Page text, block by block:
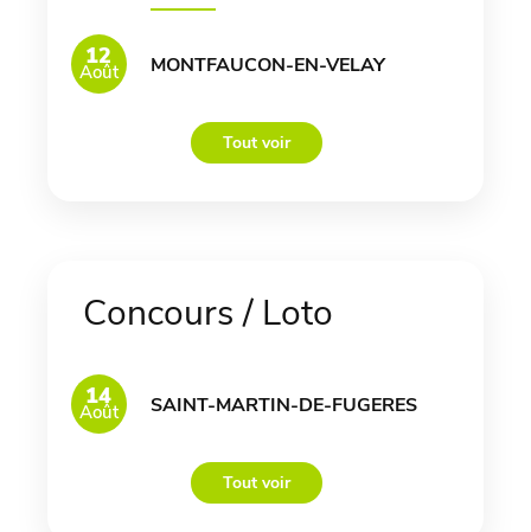
12
Août MONTFAUCON-EN-VELAY
Tout voir
Concours / Loto
14
Août SAINT-MARTIN-DE-FUGERES
Tout voir